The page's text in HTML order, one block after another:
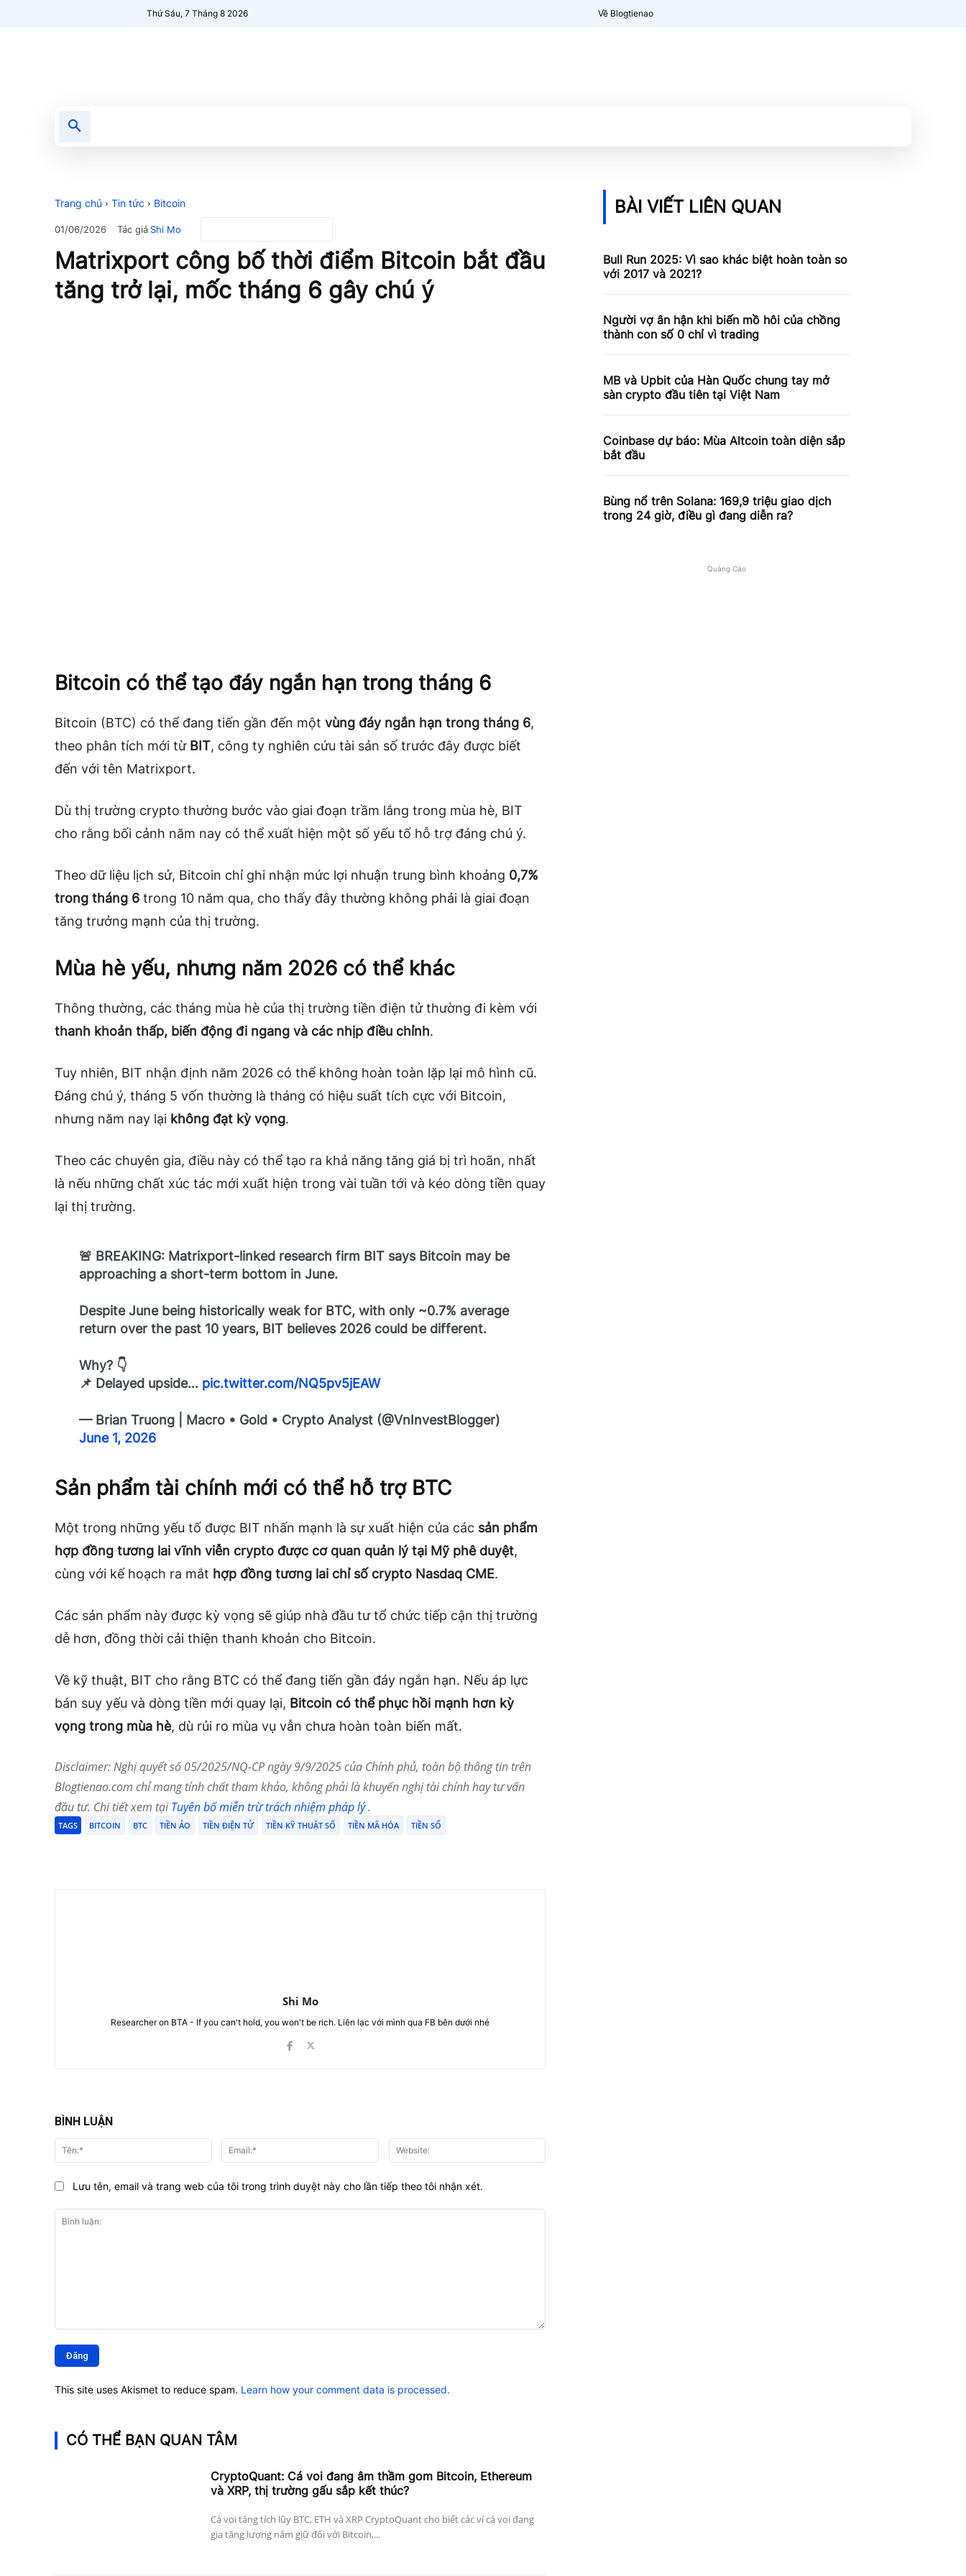
Thứ Sáu, 7 Tháng 8 2026 Về Blogtienao
Trang chủ Tin tức Bitcoin
01/06/2026 Tác giảShi Mo
Matrixport công bố thời điểm Bitcoin bắt đầu
tăng trở lại, mốc tháng 6 gây chú ý
Bitcoin có thể tạo đáy ngắn hạn trong tháng 6
Bitcoin (BTC) có thể đang tiến gần đến một vùng đáy ngắn hạn trong tháng 6,
theo phân tích mới từ BIT, công ty nghiên cứu tài sản số trước đây được biết
đến với tên Matrixport.
Dù thị trường crypto thường bước vào giai đoạn trầm lắng trong mùa hè, BIT
cho rằng bối cảnh năm nay có thể xuất hiện một số yếu tố hỗ trợ đáng chú ý.
Theo dữ liệu lịch sử, Bitcoin chỉ ghi nhận mức lợi nhuận trung bình khoảng 0,7%
trong tháng 6 trong 10 năm qua, cho thấy đây thường không phải là giai đoạn
tăng trưởng mạnh của thị trường.
Mùa hè yếu, nhưng năm 2026 có thể khác
Thông thường, các tháng mùa hè của thị trường tiền điện tử thường đi kèm với
thanh khoản thấp, biến động đi ngang và các nhịp điều chỉnh.
Tuy nhiên, BIT nhận định năm 2026 có thể không hoàn toàn lặp lại mô hình cũ.
Đáng chú ý, tháng 5 vốn thường là tháng có hiệu suất tích cực với Bitcoin,
nhưng năm nay lại không đạt kỳ vọng.
Theo các chuyên gia, điều này có thể tạo ra khả năng tăng giá bị trì hoãn, nhất
là nếu những chất xúc tác mới xuất hiện trong vài tuần tới và kéo dòng tiền quay
lại thị trường.
🚨 BREAKING: Matrixport-linked research firm BIT says Bitcoin may be
approaching a short-term bottom in June.
Despite June being historically weak for BTC, with only ~0.7% average
return over the past 10 years, BIT believes 2026 could be different.
Why? 👇
📌 Delayed upside… pic.twitter.com/NQ5pv5jEAW
— Brian Truong | Macro • Gold • Crypto Analyst (@VnInvestBlogger)
June 1, 2026
Sản phẩm tài chính mới có thể hỗ trợ BTC
Một trong những yếu tố được BIT nhấn mạnh là sự xuất hiện của các sản phẩm
hợp đồng tương lai vĩnh viễn crypto được cơ quan quản lý tại Mỹ phê duyệt,
cùng với kế hoạch ra mắt hợp đồng tương lai chỉ số crypto Nasdaq CME.
Các sản phẩm này được kỳ vọng sẽ giúp nhà đầu tư tổ chức tiếp cận thị trường
dễ hơn, đồng thời cải thiện thanh khoản cho Bitcoin.
Về kỹ thuật, BIT cho rằng BTC có thể đang tiến gần đáy ngắn hạn. Nếu áp lực
bán suy yếu và dòng tiền mới quay lại, Bitcoin có thể phục hồi mạnh hơn kỳ
vọng trong mùa hè, dù rủi ro mùa vụ vẫn chưa hoàn toàn biến mất.
Disclaimer: Nghị quyết số 05/2025/NQ-CP ngày 9/9/2025 của Chính phủ, toàn bộ thông tin trên
Blogtienao.com chỉ mang tính chất tham khảo, không phải là khuyến nghị tài chính hay tư vấn
đầu tư. Chi tiết xem tạiTuyên bố miễn trừ trách nhiệm pháp lý.
TAGS BITCOIN BTC TIỀN ẢO TIỀN ĐIỆN TỬ TIỀN KỸ THUẬT SỐ TIỀN MÃ HÓA TIỀN SỐ
Shi Mo
Researcher on BTA - If you can't hold, you won't be rich. Liên lạc với mình qua FB bên dưới nhé
BÌNH LUẬN
luận:
Tên:* Email:*
Lưu tên, email và trang web của tôi trong trình duyệt này cho lần tiếp theo tôi nhận xét.
This site uses Akismet to reduce spam. Learn how your comment data is processed.
CÓ THỂ BẠN QUAN TÂM
CryptoQuant: Cá voi đang âm thầm gom Bitcoin, Ethereum
và XRP, thị trường gấu sắp kết thúc?
Cá voi tăng tích lũy BTC, ETH và XRP CryptoQuant cho biết các ví cá voi đang
gia tăng lượng nắm giữ đối với Bitcoin,...
BÀI VIẾT LIÊN QUAN
Bull Run 2025: Vì sao khác biệt hoàn toàn so
với 2017 và 2021?
Người vợ ân hận khi biến mồ hôi của chồng
thành con số 0 chỉ vì trading
MB và Upbit của Hàn Quốc chung tay mở
sàn crypto đầu tiên tại Việt Nam
Coinbase dự báo: Mùa Altcoin toàn diện sắp
bắt đầu
Bùng nổ trên Solana: 169,9 triệu giao dịch
trong 24 giờ, điều gì đang diễn ra?
Quảng Cáo